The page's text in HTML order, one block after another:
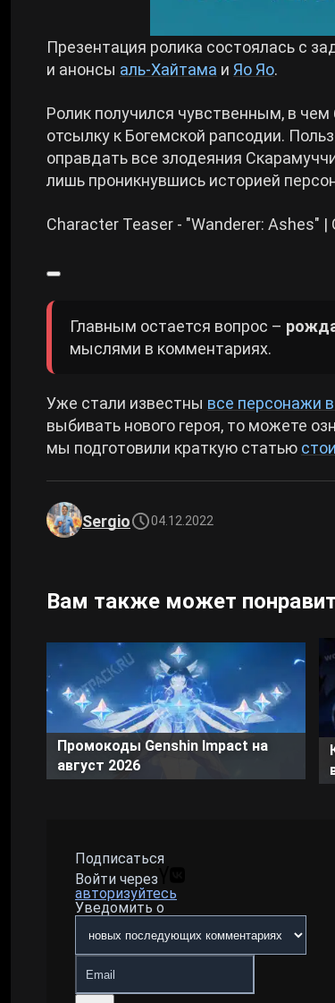
Презентация ролика состоялась с
и анонсы аль-Хайтама и Яо Яо.
Ролик получился чувственным, в чем
отсылку к Богемской рапсодии.
оправдать все злодеяния
лишь проникнувшись историей
Character Teaser - "Wanderer: Ashes" |
Главным остается вопрос –
мыслями в комментариях.
Уже стали известны все персонажи
выбивать нового героя, то можете
мы подготовили краткую статью
Sergio 04.12.2022
Вам также может
Промокоды Genshin Impact на
август 2026
Подписаться
Войти через
авторизуйтесь
Уведомить о